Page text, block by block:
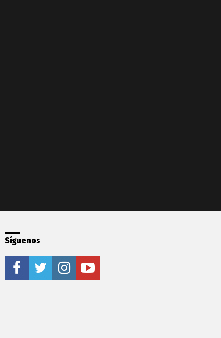
Síguenos
facebooktwitter instagramyoutube